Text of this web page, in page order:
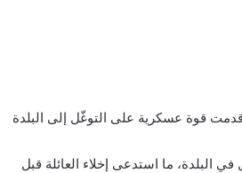
قوة عسكرية على التوغّل إلى البلدة
البلدة، ما استدعى إخلاء العائلة قبل